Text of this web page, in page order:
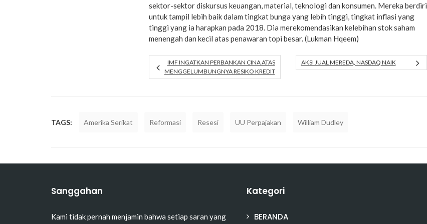
sektor-sektor diskursus keuangan, material, teknologi dan konsumen. Mereka berdiri
untuk tampil lebih baik dalam tingkat bunga yang lebih tinggi, tingkat inflasi yang
tinggi yang ia harapkan pada 2018. Dia merekomendasikan kelebihan stok saham
menengah dan kecil atas penawaran topi besar. (Lukman Hqeem)
IMF INGATKAN PERBANKAN CINA ATAS
MENGGELUMBUNGNYA RESIKO KREDIT
AKSI JUAL MEREDA, NASDAQ NAIK
TAGS: Amerika Serikat Reformasi Resesi UU Perpajakan William Dudley
Sanggahan
Kami tidak pernah menjamin bahwa setiap saran yang
Kategori
BERANDA